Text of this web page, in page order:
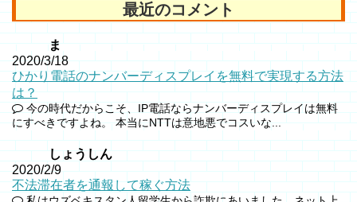
最近のコメント
ま
2020/3/18
ひかり電話のナンバーディスプレイを無料で実現する方法
は？
今の時代だからこそ、IP電話ならナンバーディスプレイは無料
にすべきですよね。 本当にNTTは意地悪でコスいな...
しょうしん
2020/2/9
不法滞在者を通報して稼ぐ方法